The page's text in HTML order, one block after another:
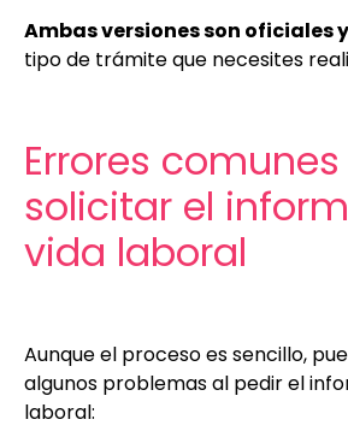
Ambas versiones son oficiales
tipo de trámite que necesites
Errores
solicitar el
vida laboral
Aunque el proceso es sencillo,
algunos problemas al pedir el
laboral: